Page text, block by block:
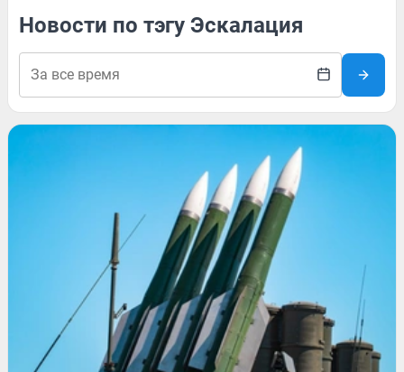
Новости по тэгу Эскалация